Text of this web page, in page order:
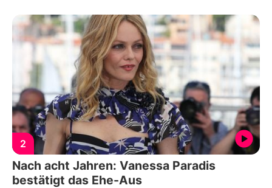
2
Nach acht Jahren: Vanessa Paradis
bestätigt das Ehe-Aus